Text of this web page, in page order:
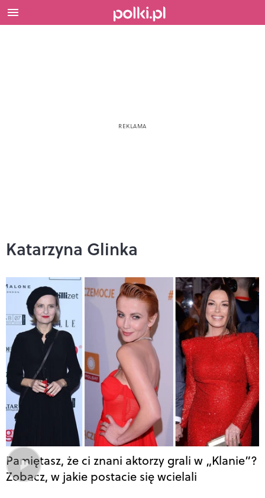
Katarzyna Glinka
Pamiętasz, że ci znani aktorzy grali w „Klanie”?
Zobacz, w jakie postacie się wcielali